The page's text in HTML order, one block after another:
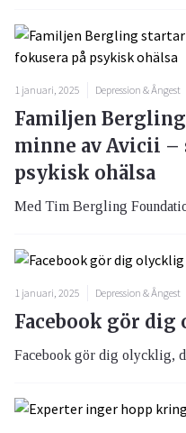
1 januari, 2025 Depression & Ångest
Familjen
minne av Avicii –
psykisk ohälsa
Med Tim Bergling
1 januari, 2025 Depression & Ångest
Facebook gör
Facebook gör dig olycklig,